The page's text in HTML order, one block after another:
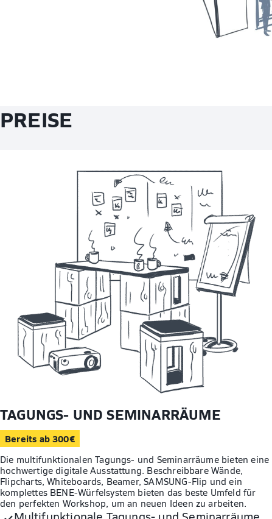
PREISE
TAGUNGS- UND SEMINARRÄUME
Bereits ab 300€
Die multifunktionalen Tagungs- und Seminarräume bieten eine
hochwertige digitale Ausstattung. Beschreibbare Wände,
Flipcharts, Whiteboards, Beamer, SAMSUNG-Flip und ein
komplettes BENE-Würfelsystem bieten das beste Umfeld für
den perfekten Workshop, um an neuen Ideen zu arbeiten.